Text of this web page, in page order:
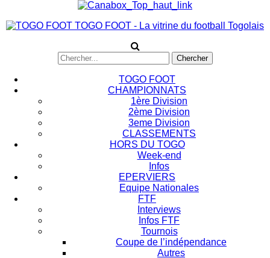
TOGO FOOT - La vitrine du football Togolais
TOGO FOOT
CHAMPIONNATS
1ère Division
2ème Division
3eme Division
CLASSEMENTS
HORS DU TOGO
Week-end
Infos
EPERVIERS
Equipe Nationales
FTF
Interviews
Infos FTF
Tournois
Coupe de l’indépendance
Autres